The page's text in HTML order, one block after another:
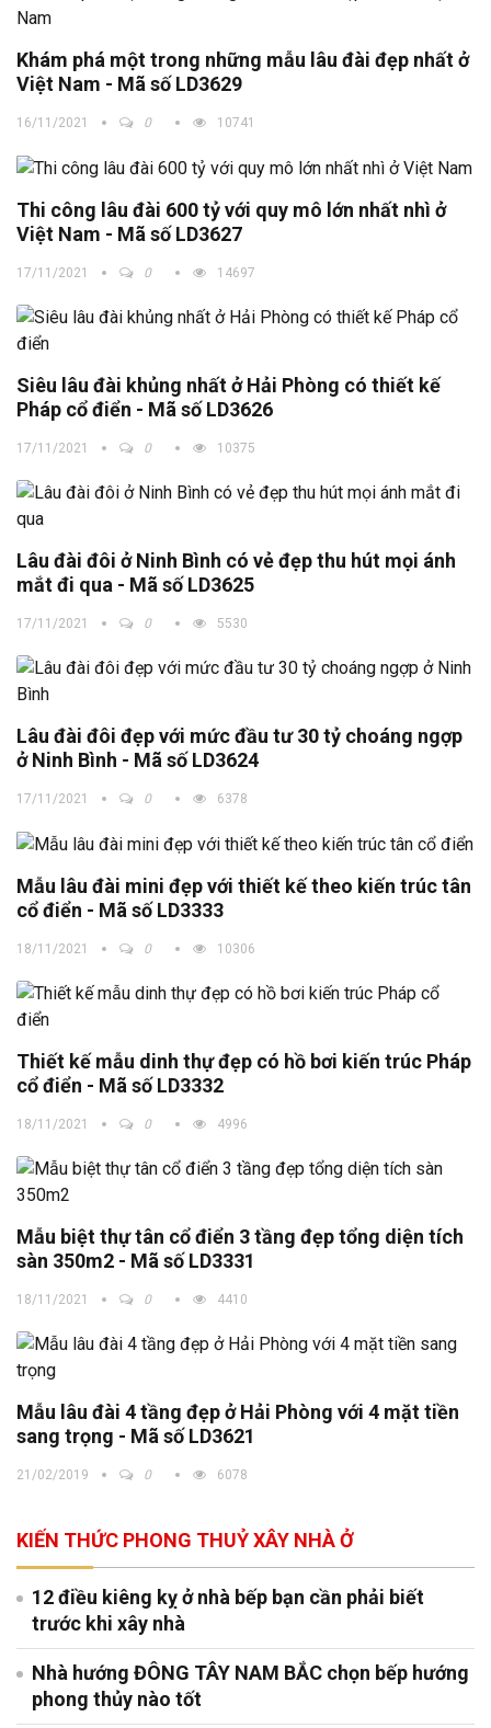
Khám phá một trong những mẫu lâu đài đẹp nhất ở
Việt Nam - Mã số LD3629
16/11/2021 0 10741
Thi công lâu đài 600 tỷ với quy mô lớn nhất nhì ở
Việt Nam - Mã số LD3627
17/11/2021 0 14697
Siêu lâu đài khủng nhất ở Hải Phòng có thiết kế
Pháp cổ điển - Mã số LD3626
17/11/2021 0 10375
Lâu đài đôi ở Ninh Bình có vẻ đẹp thu hút mọi ánh
mắt đi qua - Mã số LD3625
17/11/2021 0 5530
Lâu đài đôi đẹp với mức đầu tư 30 tỷ choáng ngợp
ở Ninh Bình - Mã số LD3624
17/11/2021 0 6378
Mẫu lâu đài mini đẹp với thiết kế theo kiến trúc tân
cổ điển - Mã số LD3333
18/11/2021 0 10306
Thiết kế mẫu dinh thự đẹp có hồ bơi kiến trúc Pháp
cổ điển - Mã số LD3332
18/11/2021 0 4996
Mẫu biệt thự tân cổ điển 3 tầng đẹp tổng diện tích
sàn 350m2 - Mã số LD3331
18/11/2021 0 4410
Mẫu lâu đài 4 tầng đẹp ở Hải Phòng với 4 mặt tiền
sang trọng - Mã số LD3621
21/02/2019 0 6078
KIẾN THỨC PHONG THUỶ XÂY NHÀ Ở
12 điều kiêng kỵ ở nhà bếp bạn cần phải biết
trước khi xây nhà
Nhà hướng ĐÔNG TÂY NAM BẮC chọn bếp hướng
phong thủy nào tốt